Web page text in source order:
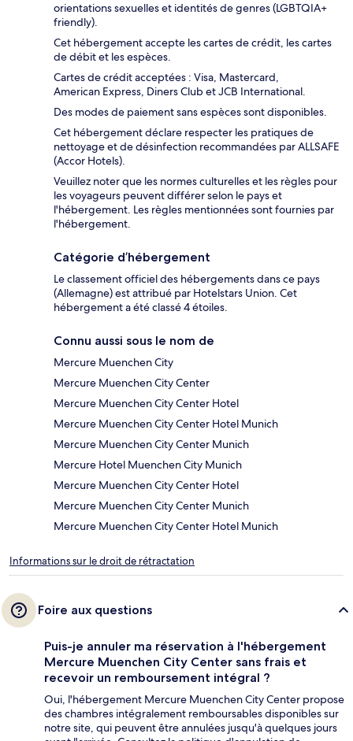
orientations sexuelles et identités de genres (LGBTQIA+
friendly).
Cet hébergement accepte les cartes de crédit, les cartes
de débit et les espèces.
Cartes de crédit acceptées : Visa, Mastercard,
American Express, Diners Club et JCB International.
Des modes de paiement sans espèces sont disponibles.
Cet hébergement déclare respecter les pratiques de
nettoyage et de désinfection recommandées par ALLSAFE
(Accor Hotels).
Veuillez noter que les normes culturelles et les règles pour
les voyageurs peuvent différer selon le pays et
l'hébergement. Les règles mentionnées sont fournies par
l'hébergement.
Catégorie d’hébergement
Le classement officiel des hébergements dans ce pays
(Allemagne) est attribué par Hotelstars Union. Cet
hébergement a été classé 4 étoiles.
Connu aussi sous le nom de
Mercure Muenchen City
Mercure Muenchen City Center
Mercure Muenchen City Center Hotel
Mercure Muenchen City Center Hotel Munich
Mercure Muenchen City Center Munich
Mercure Hotel Muenchen City Munich
Mercure Muenchen City Center Hotel
Mercure Muenchen City Center Munich
Mercure Muenchen City Center Hotel Munich
Informations sur le droit de rétractation
Foire aux questions
Puis-je annuler ma réservation à l'hébergement
Mercure Muenchen City Center sans frais et
recevoir un remboursement intégral ?
Oui, l'hébergement Mercure Muenchen City Center propose
des chambres intégralement remboursables disponibles sur
notre site, qui peuvent être annulées jusqu'à quelques jours